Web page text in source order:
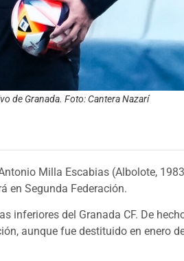
de Granada. Foto: Cantera Nazarí
Milla Escabias (Albolote,
en Segunda Federación.
inferiores del Granada CF. De
aunque fue destituido en enero